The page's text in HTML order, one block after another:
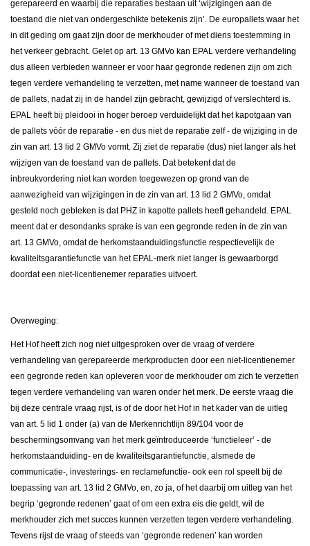
gerepareerd en waarbij die reparaties bestaan uit ‘wijzigingen aan de
toestand die niet van ondergeschikte betekenis zijn’. De europallets waar het
in dit geding om gaat zijn door de merkhouder of met diens toestemming in
het verkeer gebracht. Gelet op art. 13 GMVo kan EPAL verdere verhandeling
dus alleen verbieden wanneer er voor haar gegronde redenen zijn om zich
tegen verdere verhandeling te verzetten, met name wanneer de toestand van
de pallets, nadat zij in de handel zijn gebracht, gewijzigd of verslechterd is.
EPAL heeft bij pleidooi in hoger beroep verduidelijkt dat het kapotgaan van
de pallets vóór de reparatie - en dus niet de reparatie zelf - de wijziging in de
zin van art. 13 lid 2 GMVo vormt. Zij ziet de reparatie (dus) niet langer als het
wijzigen van de toestand van de pallets. Dat betekent dat de
inbreukvordering niet kan worden toegewezen op grond van de
aanwezigheid van wijzigingen in de zin van art. 13 lid 2 GMVo, omdat
gesteld noch gebleken is dat PHZ in kapotte pallets heeft gehandeld. EPAL
meent dat er desondanks sprake is van een gegronde reden in de zin van
art. 13 GMVo, omdat de herkomstaanduidingsfunctie respectievelijk de
kwaliteitsgarantiefunctie van het EPAL-merk niet langer is gewaarborgd
doordat een niet-licentienemer reparaties uitvoert.
Overweging:
Het Hof heeft zich nog niet uitgesproken over de vraag of verdere
verhandeling van gerepareerde merkproducten door een niet-licentienemer
een gegronde reden kan opleveren voor de merkhouder om zich te verzetten
tegen verdere verhandeling van waren onder het merk. De eerste vraag die
bij deze centrale vraag rijst, is of de door het Hof in het kader van de uitleg
van art. 5 lid 1 onder (a) van de Merkenrichtlijn 89/104 voor de
beschermingsomvang van het merk geïntroduceerde ‘functieleer’ - de
herkomstaanduiding- en de kwaliteitsgarantiefunctie, alsmede de
communicatie-, investerings- en reclamefunctie- ook een rol speelt bij de
toepassing van art. 13 lid 2 GMVo, en, zo ja, of het daarbij om uitleg van het
begrip ‘gegronde redenen’ gaat of om een extra eis die geldt, wil de
merkhouder zich met succes kunnen verzetten tegen verdere verhandeling.
Tevens rijst de vraag of steeds van ‘gegronde redenen’ kan worden